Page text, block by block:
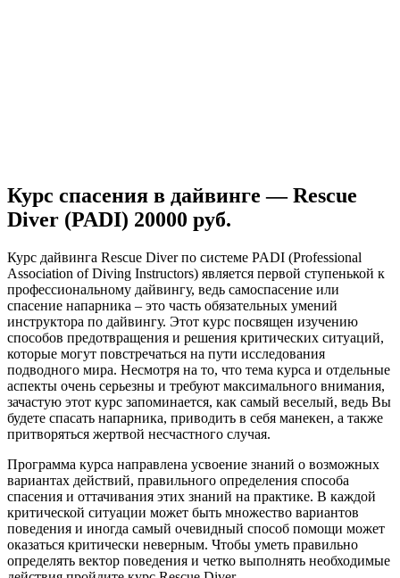
Курс спасения в дайвинге — Rescue
Diver (PADI) 20000 руб.
Курс дайвинга Rescue Diver по системе PADI (Professional
Association of Diving Instructors) является первой ступенькой к
профессиональному дайвингу, ведь самоспасение или
спасение напарника – это часть обязательных умений
инструктора по дайвингу. Этот курс посвящен изучению
способов предотвращения и решения критических ситуаций,
которые могут повстречаться на пути исследования
подводного мира. Несмотря на то, что тема курса и отдельные
аспекты очень серьезны и требуют максимального внимания,
зачастую этот курс запоминается, как самый веселый, ведь Вы
будете спасать напарника, приводить в себя манекен, а также
притворяться жертвой несчастного случая.
Программа курса направлена усвоение знаний о возможных
вариантах действий, правильного определения способа
спасения и оттачивания этих знаний на практике. В каждой
критической ситуации может быть множество вариантов
поведения и иногда самый очевидный способ помощи может
оказаться критически неверным. Чтобы уметь правильно
определять вектор поведения и четко выполнять необходимые